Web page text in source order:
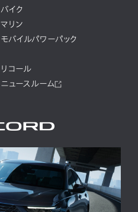
バイク
マリン
モバイルパワーパック
リコール
ニュースルーム